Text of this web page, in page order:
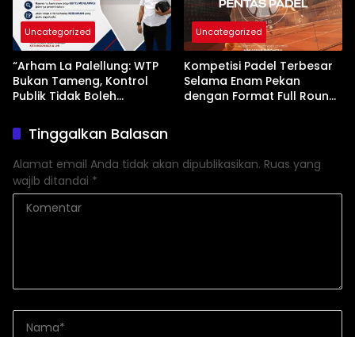
Uncategorized
“Arham La Palellung: WTP
Bukan Tameng, Kontrol
Publik Tidak Boleh
Uncategorized
Kompetisi Padel Terbesar
Selama Enam Pekan
dengan Format Full Round
Tinggalkan Balasan
Alamat email Anda tidak akan dipublikasikan. Ruas yang
wajib ditandai *